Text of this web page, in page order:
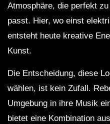
Atmosphäre, die perfekt
passt. Hier, wo einst
entsteht heute kreative
Kunst.
Die Entscheidung, diese
wählen, ist kein Zufall.
Umgebung in ihre Musik
bietet eine Kombination